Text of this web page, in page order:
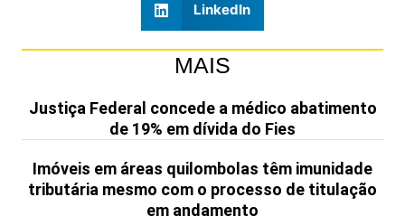
LinkedIn
MAIS
Justiça Federal concede a médico abatimento
de 19% em dívida do Fies
Imóveis em áreas quilombolas têm imunidade
tributária mesmo com o processo de titulação
em andamento